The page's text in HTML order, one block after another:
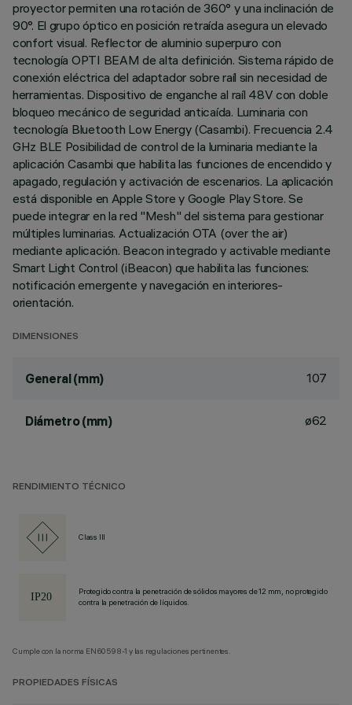
proyector permiten una rotación de 360° y una inclinación de
90°. El grupo óptico en posición retraída asegura un elevado
confort visual. Reflector de aluminio superpuro con
tecnología OPTI BEAM de alta definición. Sistema rápido de
conexión eléctrica del adaptador sobre raíl sin necesidad de
herramientas. Dispositivo de enganche al raíl 48V con doble
bloqueo mecánico de seguridad anticaída. Luminaria con
tecnología Bluetooth Low Energy (Casambi). Frecuencia 2.4
GHz BLE Posibilidad de control de la luminaria mediante la
aplicación Casambi que habilita las funciones de encendido y
apagado, regulación y activación de escenarios. La aplicación
está disponible en Apple Store y Google Play Store. Se
puede integrar en la red "Mesh" del sistema para gestionar
múltiples luminarias. Actualización OTA (over the air)
mediante aplicación. Beacon integrado y activable mediante
Smart Light Control (iBeacon) que habilita las funciones:
notificación emergente y navegación en interiores-
orientación.
DIMENSIONES
General (mm) 107
Diámetro (mm) ø62
RENDIMIENTO TÉCNICO
Class III
Protegido contra la penetración de sólidos mayores de 12 mm, no protegido
contra la penetración de líquidos.
Cumple con la norma EN60598-1 y las regulaciones pertinentes.
PROPIEDADES FÍSICAS